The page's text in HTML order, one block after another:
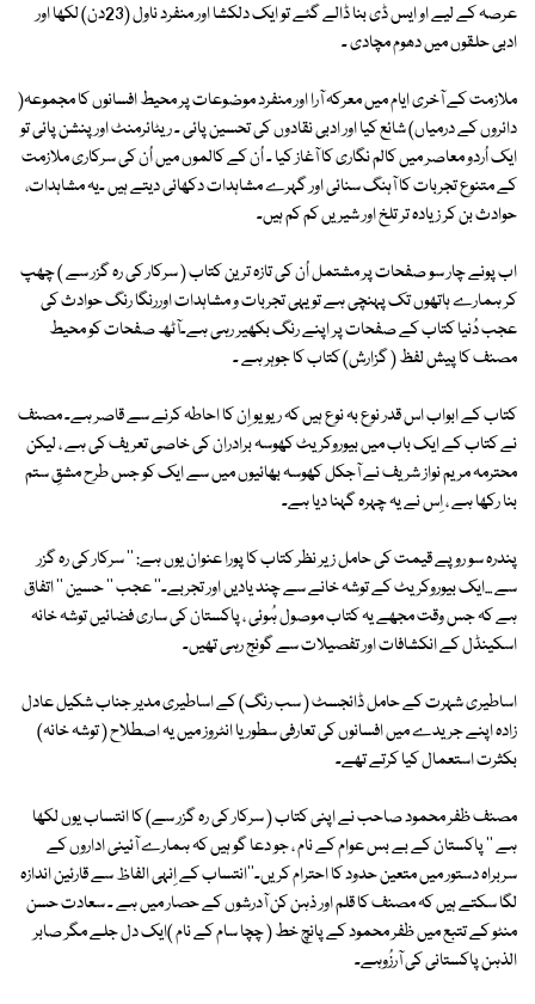
عرصہ کے لیے او ایس ڈی بنا ڈالے گئے تو ایک دلکشا اور منفرد ناول (23دن) لکھا اور
ادبی حلقوں میں دھوم مچادی ۔
ملازمت کے آخری ایام میں معرکہ آرا اور منفرد موضوعات پر محیط افسانوں کا مجموعہ(
دائروں کے درمیاں) شائع کیا اور ادبی نقادوں کی تحسین پائی ۔ ریٹائرمنٹ اور پنشن پائی تو
ایک اُردو معاصر میں کالم نگاری کا آغاز کیا ۔ اُن کے کالموں میں اُن کی سرکاری ملازمت
کے متنوع تجربات کا آہنگ سنائی اور گہرے مشاہدات دکھائی دیتے ہیں ۔یہ مشاہدات،
حوادث بن کر زیادہ تر تلخ اور شیریں کم کم ہیں۔
اب پونے چار سو صفحات پر مشتمل اُن کی تازہ ترین کتاب ( سرکار کی رہ گزر سے ) چھپ
کر ہمارے ہاتھوں تک پہنچی ہے تو یہی تجربات و مشاہدات اوررنگا رنگ حوادث کی
عجب دُنیا کتاب کے صفحات پر اپنے رنگ بکھیر رہی ہے۔آٹھ صفحات کو محیط
مصنف کا پیش لفظ ( گزارش) کتاب کا جوہر ہے ۔
کتاب کے ابواب اس قدر نوع بہ نوع ہیں کہ ریویو اِن کا احاطہ کرنے سے قاصر ہے۔ مصنف
نے کتاب کے ایک باب میں بیوروکریٹ کھوسہ برادران کی خاصی تعریف کی ہے ، لیکن
محترمہ مریم نواز شریف نے آجکل کھوسہ بھائیوں میں سے ایک کو جس طرح مشقِ ستم
بنا رکھا ہے ، اِس نے یہ چہرہ گہنا دیا ہے۔
پندرہ سو روپے قیمت کی حامل ز یر نظر کتاب کا پورا عنوان یوں ہے: '' سرکار کی رہ گزر
سے ...ایک بیوروکریٹ کے توشہ خانے سے چند یادیں اور تجربے۔'' عجب '' حسین '' اتفاق
ہے کہ جس وقت مجھے یہ کتاب موصول ہُوئی ، پاکستان کی ساری فضائیں توشہ خانہ
اسکینڈل کے انکشافات اور تفصیلات سے گونج رہی تھیں۔
اساطیری شہرت کے حامل ڈائجسٹ ( سب رنگ) کے اساطیری مدیر جناب شکیل عادل
زادہ اپنے جریدے میں افسانوں کی تعارفی سطور یا انٹروز میں یہ اصطلاح ( توشہ خانہ)
بکثرت استعمال کیا کرتے تھے۔
مصنف ظفر محمود صاحب نے اپنی کتاب ( سرکار کی رہ گزر سے) کا انتساب یوں لکھا
ہے '' پاکستان کے بے بس عوام کے نام ، جو دعا گو ہیں کہ ہمارے آئینی اداروں کے
سربراہ دستور میں متعین حدود کا احترام کریں۔''انتساب کے اِنہی الفاظ سے قارئین اندازہ
لگا سکتے ہیں کہ مصنف کا قلم اور ذہن کن آدرشوں کے حصار میں ہے ۔ سعادت حسن
منٹو کے تتبع میں ظفر محمود کے پانچ خط ( چچا سام کے نام )ایک دل جلے مگر صابر
الذہن پاکستانی کی آرزُوہے۔